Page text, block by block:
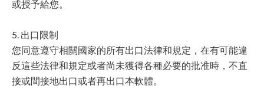
或授予給您。
5. 出口限制
您同意遵守相關國家的所有出口法律和規定，在有可能違
反這些法律和規定或者尚未獲得各種必要的批准時，不直
接或間接地出口或者再出口本軟體。